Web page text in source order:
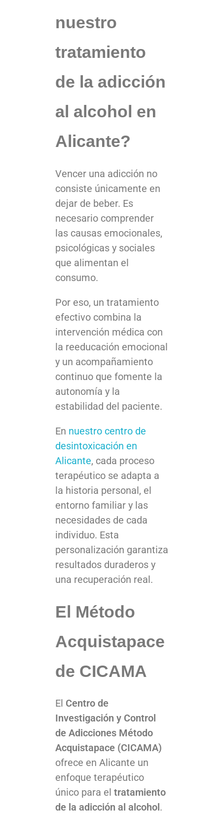
nuestro
tratamiento
de la adicción
al alcohol en
Alicante?
Vencer una adicción no
consiste únicamente en
dejar de beber. Es
necesario comprender
las causas emocionales,
psicológicas y sociales
que alimentan el
consumo.
Por eso, un tratamiento
efectivo combina la
intervención médica con
la reeducación emocional
y un acompañamiento
continuo que fomente la
autonomía y la
estabilidad del paciente.
En nuestro centro de
desintoxicación en
Alicante, cada proceso
terapéutico se adapta a
la historia personal, el
entorno familiar y las
necesidades de cada
individuo. Esta
personalización garantiza
resultados duraderos y
una recuperación real.
El Método
Acquistapace
de CICAMA
El Centro de
Investigación y Control
de Adicciones Método
Acquistapace (CICAMA)
ofrece en Alicante un
enfoque terapéutico
único para el tratamiento
de la adicción al alcohol.